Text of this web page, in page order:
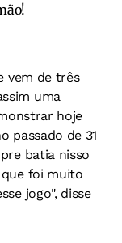
vem de três
uma
hoje
passado de 31
batia nisso
foi muito
jogo", disse